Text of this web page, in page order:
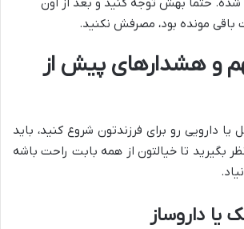
باقی مونده بود، مصرفش نکنید.
و هشدارهای پیش از
یا دارویی رو برای فرزندتون شروع کنید، باید
بگیرید تا خیالتون از همه بابت راحت باشه
یا داروساز